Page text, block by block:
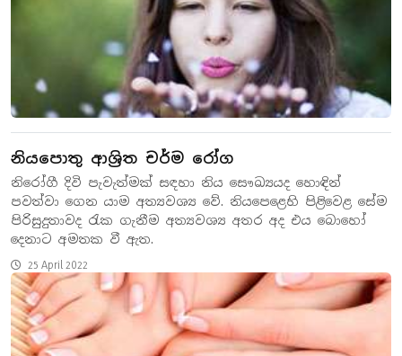
නියපොතු ආශ්‍රිත චර්ම රෝග
නිරෝගී දිවි පැවැත්මක් සඳහා නිය සෞඛ්‍යයද හොඳින්
පවත්වා ගෙන යාම අත්‍යවශ්‍ය වේ. නියපෙළෙහි පිළිවෙළ සේම
පිරිසුදුතාවද රැක ගැනීම අත්‍යවශ්‍ය අතර අද එය බොහෝ
දෙනාට අමතක වී ඇත.
25 April 2022